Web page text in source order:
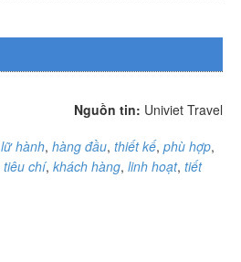
Nguồn tin: Univiet Travel
lữ hành, hàng đầu, thiết kế, phù hợp,
tiêu chí, khách hàng, linh hoạt, tiết